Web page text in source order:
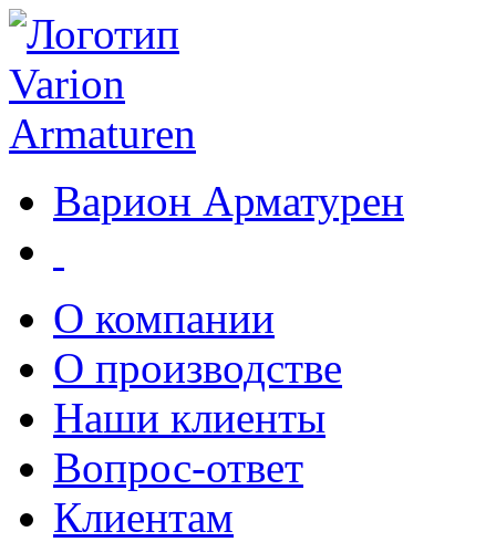
Варион Арматурен
О компании
О производстве
Наши клиенты
Вопрос-ответ
Клиентам